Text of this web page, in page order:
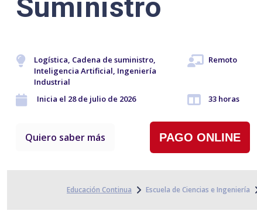
Suministro
Logística, Cadena de suministro,
Inteligencia Artificial, Ingeniería
Industrial
Remoto
Inicia el 28 de julio de 2026 33 horas
Quiero saber más PAGO ONLINE
Educación Continua Escuela de Ciencias e Ingeniería